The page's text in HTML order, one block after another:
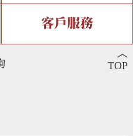
專有名詞介紹
注音查詢
造字解決方案
轉碼Web Service
客戶服務
︿
TOP